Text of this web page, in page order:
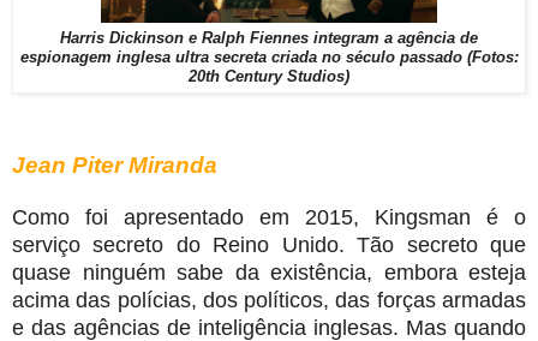
Harris Dickinson e Ralph Fiennes integram a agência de
espionagem inglesa ultra secreta criada no século passado (Fotos:
20th Century Studios)
Jean Piter Miranda
Como foi apresentado em 2015, Kingsman é o
serviço secreto do Reino Unido. Tão secreto que
quase ninguém sabe da existência, embora esteja
acima das polícias, dos políticos, das forças armadas
e das agências de inteligência inglesas. Mas quando